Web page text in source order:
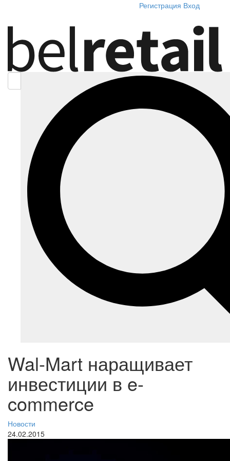
Регистрация Вход
Wal-Mart наращивает
инвестиции в e-
commerce
Новости
24.02.2015